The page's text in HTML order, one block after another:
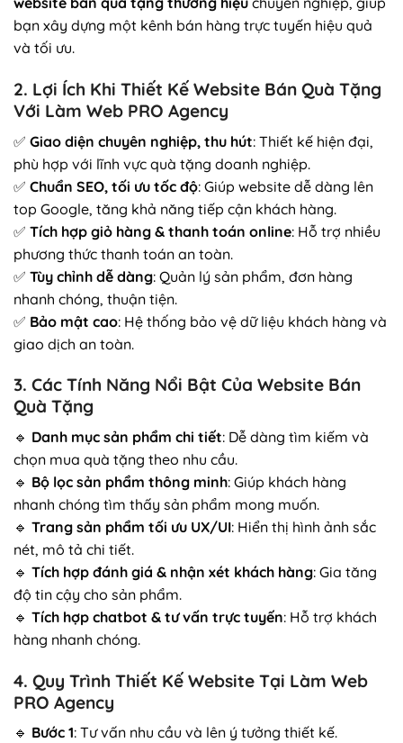
bạn xây dựng một kênh bán hàng trực tuyến hiệu quả
và tối ưu.
2. Lợi Ích Khi Thiết Kế Website Bán Quà Tặng
Với Làm Web PRO Agency
✅ Giao diện chuyên nghiệp, thu hút: Thiết kế hiện đại,
phù hợp với lĩnh vực quà tặng doanh nghiệp.
✅ Chuẩn SEO, tối ưu tốc độ: Giúp website dễ dàng lên
top Google, tăng khả năng tiếp cận khách hàng.
✅ Tích hợp giỏ hàng & thanh toán online: Hỗ trợ nhiều
phương thức thanh toán an toàn.
✅ Tùy chỉnh dễ dàng: Quản lý sản phẩm, đơn hàng
nhanh chóng, thuận tiện.
✅ Bảo mật cao: Hệ thống bảo vệ dữ liệu khách hàng và
giao dịch an toàn.
3. Các Tính Năng Nổi Bật Của Website Bán
Quà Tặng
🔹 Danh mục sản phẩm chi tiết: Dễ dàng tìm kiếm và
chọn mua quà tặng theo nhu cầu.
🔹 Bộ lọc sản phẩm thông minh: Giúp khách hàng
nhanh chóng tìm thấy sản phẩm mong muốn.
🔹 Trang sản phẩm tối ưu UX/UI: Hiển thị hình ảnh sắc
nét, mô tả chi tiết.
🔹 Tích hợp đánh giá & nhận xét khách hàng: Gia tăng
độ tin cậy cho sản phẩm.
🔹 Tích hợp chatbot & tư vấn trực tuyến: Hỗ trợ khách
hàng nhanh chóng.
4. Quy Trình Thiết Kế Website Tại Làm Web
PRO Agency
🔹 Bước 1: Tư vấn nhu cầu và lên ý tưởng thiết kế.